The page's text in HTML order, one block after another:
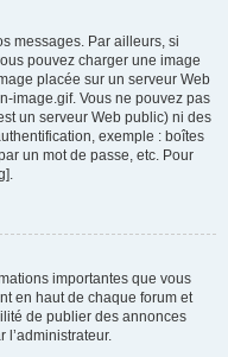
messages. Par ailleurs, si
pouvez charger une image
placée sur un serveur Web
image.gif. Vous ne pouvez pas
un serveur Web public) ni des
exemple : boîtes
un mot de passe, etc. Pour
importantes que vous
en haut de chaque forum et
de publier des annonces
l’administrateur.